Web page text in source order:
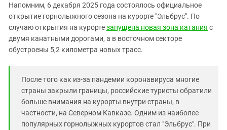
Напомним, 6 декабря 2025 года состоялось официальное
открытие горнолыжного сезона на курорте "Эльбрус". По
случаю открытия на курортезапущена новая зона катания с
двумя канатными дорогами, а в восточном секторе
обустроены 5,2 километра новых трасс.
После того как из-за пандемии коронавируса многие
страны закрыли границы, российские туристы обратили
больше внимания на курорты внутри страны, в
частности, на Северном Кавказе. Одним из наиболее
популярных горнолыжных курортов стал "Эльбрус". При